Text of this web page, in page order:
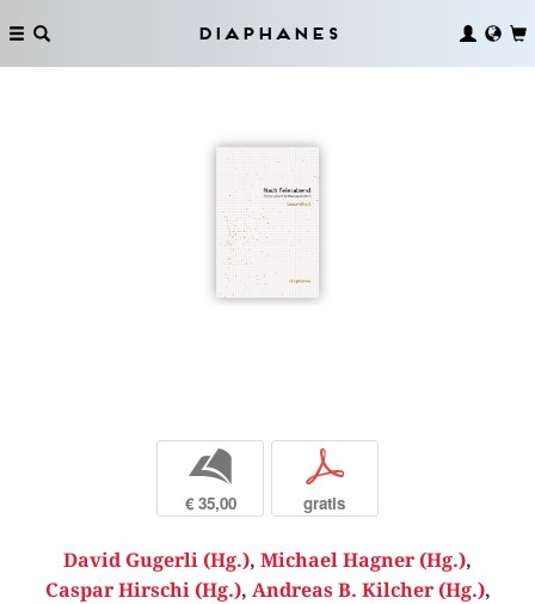
Diaphanes
b
€ 35,00
p
gratis
David Gugerli (Hg.), Michael Hagner (Hg.),
Caspar Hirschi (Hg.), Andreas B. Kilcher (Hg.),